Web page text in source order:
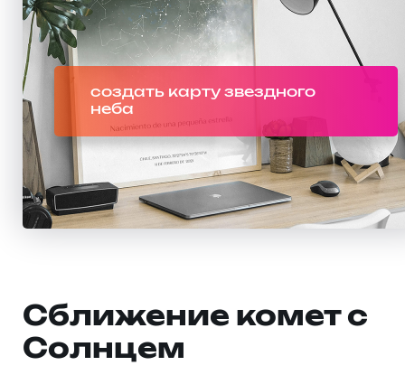
создать карту звездного
неба
Сближение комет с
Солнцем